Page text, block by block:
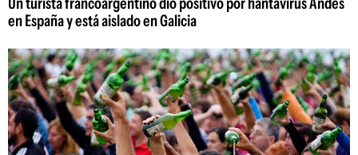
en España y está aislado en Galicia